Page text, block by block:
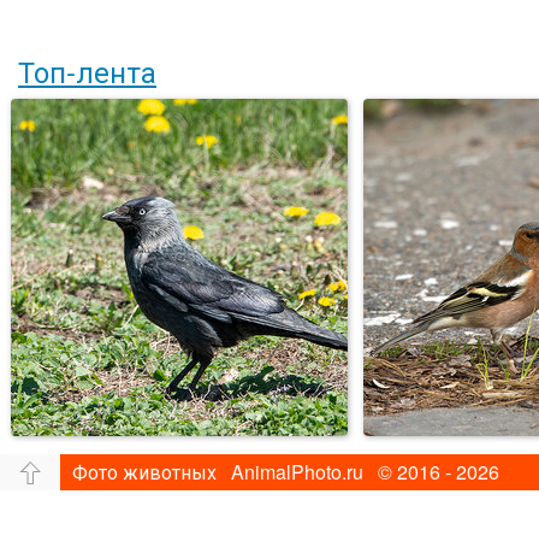
Топ-лента
Фото животных AnimalPhoto.ru © 2016 - 2026